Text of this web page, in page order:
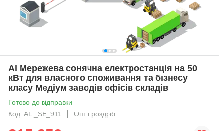
Al Мережева сонячна електростанція на 50
кВт для власного споживання та бізнесу
класу Медіум заводів офісів складів
Готово до відправки
Код: AL _SE_911
Опт і роздріб